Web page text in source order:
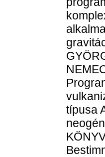
típusa